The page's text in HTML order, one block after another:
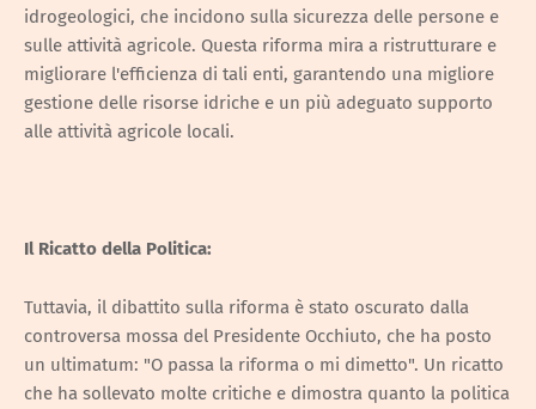
idrogeologici, che incidono sulla sicurezza delle persone e
sulle attività agricole. Questa riforma mira a ristrutturare e
migliorare l'efficienza di tali enti, garantendo una migliore
gestione delle risorse idriche e un più adeguato supporto
alle attività agricole locali.
Il Ricatto della Politica:
Tuttavia, il dibattito sulla riforma è stato oscurato dalla
controversa mossa del Presidente Occhiuto, che ha posto
un ultimatum: "O passa la riforma o mi dimetto". Un ricatto
che ha sollevato molte critiche e dimostra quanto la politica